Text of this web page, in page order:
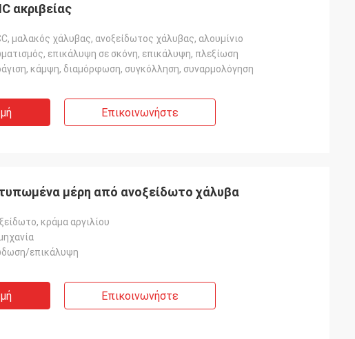
ακριβείας
μαλακός χάλυβας, ανοξείδωτος χάλυβας, αλουμίνιο
επικάλυψη σε σκόνη, επικάλυψη, πλεξίωση
κάμψη, διαμόρφωση, συγκόλληση, συναρμολόγηση
Επικοινωνήστε
μέρη από ανοξείδωτο χάλυβα
κράμα αργιλίου
επικάλυψη
Επικοινωνήστε